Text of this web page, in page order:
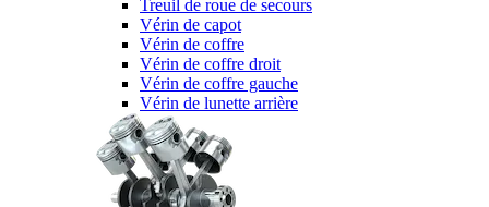
Treuil de roue de secours
Vérin de capot
Vérin de coffre
Vérin de coffre droit
Vérin de coffre gauche
Vérin de lunette arrière